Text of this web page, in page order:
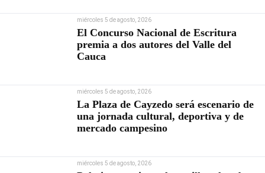
miércoles 5 de agosto, 2026
El Concurso Nacional de Escritura
premia a dos autores del Valle del
Cauca
miércoles 5 de agosto, 2026
La Plaza de Cayzedo será escenario de
una jornada cultural, deportiva y de
mercado campesino
miércoles 5 de agosto, 2026